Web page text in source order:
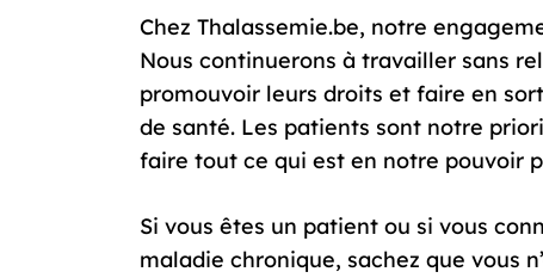
Chez Thalassemie.be, notre
Nous continuerons à travailler sans
promouvoir leurs droits et faire en
de santé. Les patients sont notre
faire tout ce qui est en notre pouvoir
Si vous êtes un patient ou si vous
maladie chronique, sachez que vous